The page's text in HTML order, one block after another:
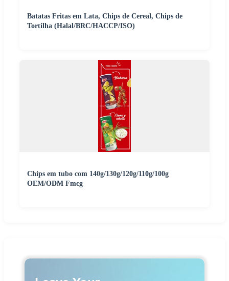
Batatas Fritas em Lata, Chips de Cereal, Chips de
Tortilha (Halal/BRC/HACCP/ISO)
Chips em tubo com 140g/130g/120g/110g/100g
OEM/ODM Fmcg